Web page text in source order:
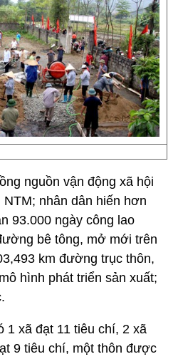
nguồn vận động xã hội
nhân dân hiến hơn
93.000 ngày công lao
bê tông, mở mới trên
km đường trục thôn,
hình phát triển sản xuất;
1 xã đạt 11 tiêu chí, 2 xã
9 tiêu chí, một thôn được